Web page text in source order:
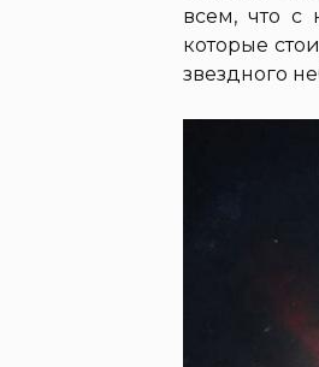
всем, что с
которые
звездного